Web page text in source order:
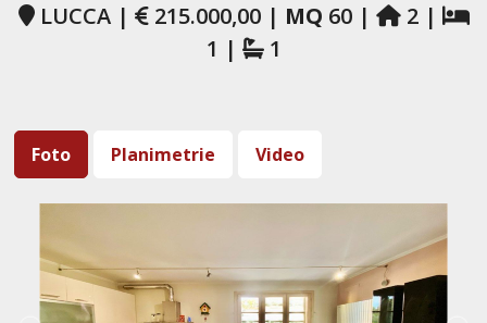
LUCCA | 215.000,00 | MQ 60 |
2 |
1 |
1
Foto Planimetrie Video